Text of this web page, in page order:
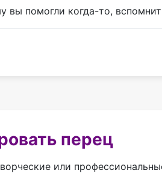
вы помогли когда-то,
перец
или